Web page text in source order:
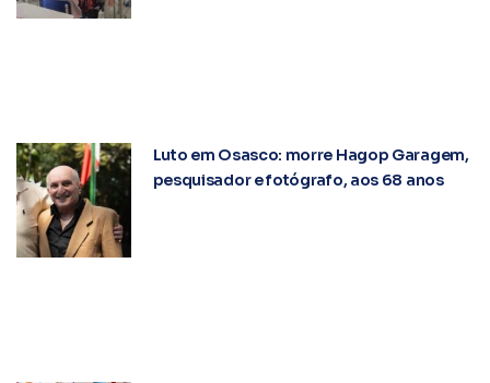
Luto em Osasco: morre Hagop Garagem,
pesquisador e fotógrafo, aos 68 anos